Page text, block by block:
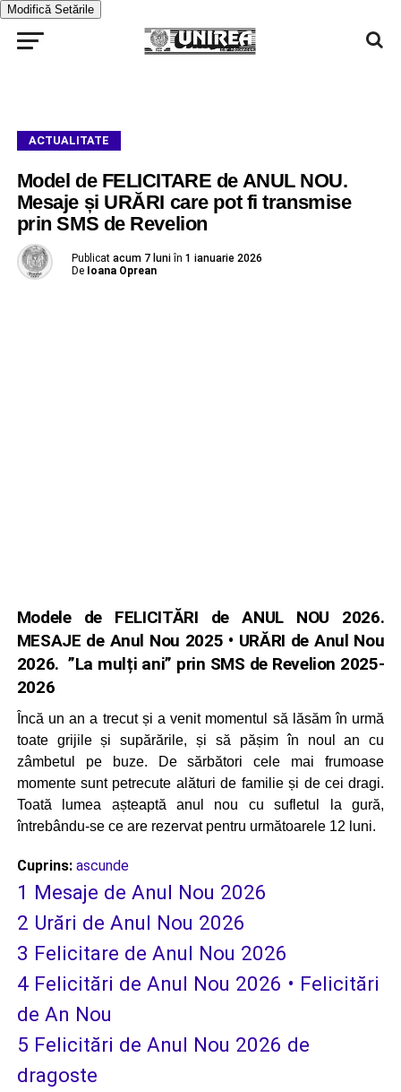
Modifică Setările
ACTUALITATE
Model de FELICITARE de ANUL NOU.
Mesaje și URĂRI care pot fi transmise
prin SMS de Revelion
Publicat acum 7 luni în 1 ianuarie 2026
De Ioana Oprean
Modele de FELICITĂRI de ANUL NOU 2026.
MESAJE de Anul Nou 2025 • URĂRI de Anul Nou
2026. ”La mulți ani” prin SMS de Revelion 2025-
2026
Încă un an a trecut și a venit momentul să lăsăm în urmă
toate grijile și supărările, și să pășim în noul an cu
zâmbetul pe buze. De sărbători cele mai frumoase
momente sunt petrecute alături de familie și de cei dragi.
Toată lumea așteaptă anul nou cu sufletul la gură,
întrebându-se ce are rezervat pentru următoarele 12 luni.
Cuprins: ascunde
1 Mesaje de Anul Nou 2026
2 Urări de Anul Nou 2026
3 Felicitare de Anul Nou 2026
4 Felicitări de Anul Nou 2026 • Felicitări
de An Nou
5 Felicitări de Anul Nou 2026 de
dragoste